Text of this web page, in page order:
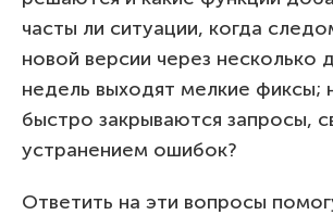
часты ли ситуации, когда
новой версии через несколько
недель выходят мелкие фиксы;
быстро закрываются запросы,
устранением ошибок?
Ответить на эти вопросы